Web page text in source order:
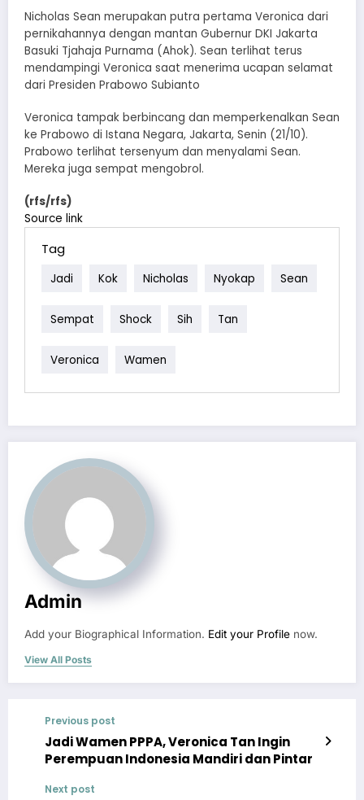
Nicholas Sean merupakan putra pertama Veronica dari
pernikahannya dengan mantan Gubernur DKI Jakarta
Basuki Tjahaja Purnama (Ahok). Sean terlihat terus
mendampingi Veronica saat menerima ucapan selamat
dari Presiden Prabowo Subianto
Veronica tampak berbincang dan memperkenalkan Sean
ke Prabowo di Istana Negara, Jakarta, Senin (21/10).
Prabowo terlihat tersenyum dan menyalami Sean.
Mereka juga sempat mengobrol.
(rfs/rfs)
Source link
Tag
Jadi Kok Nicholas Nyokap Sean
Sempat Shock Sih Tan
Veronica Wamen
Admin
Add your Biographical Information. Edit your Profile now.
View All Posts
Previous post
Jadi Wamen PPPA, Veronica Tan Ingin
Perempuan Indonesia Mandiri dan Pintar
Next post